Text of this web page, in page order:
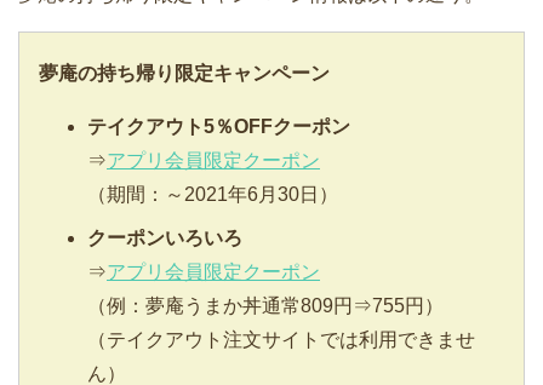
夢庵の持ち帰り限定キャンペーン
テイクアウト5％OFFクーポン
⇒アプリ会員限定クーポン
（期間：～2021年6月30日）
クーポンいろいろ
⇒アプリ会員限定クーポン
（例：夢庵うまか丼通常809円⇒755円）
（テイクアウト注文サイトでは利用できませ
ん）